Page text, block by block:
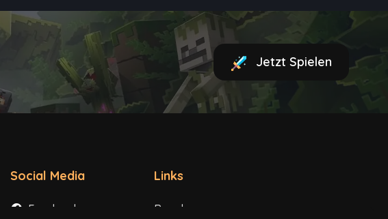
Jetzt Spielen
Social Media
Facebook
Links
Regeln